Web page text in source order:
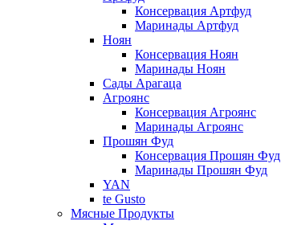
Консервация Артфуд
Маринады Артфуд
Ноян
Консервация Ноян
Маринады Ноян
Сады Арагаца
Агроянс
Консервация Агроянс
Маринады Агроянс
Прошян Фуд
Консервация Прошян Фуд
Маринады Прошян Фуд
YAN
te Gusto
Мясные Продукты